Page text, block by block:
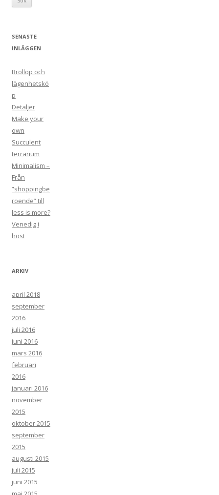
k
:
SENASTE
INLÄGGEN
Bröllop och
lägenhetskö
p
Detaljer
Make your
own
Succulent
terrarium
Minimalism –
Från
”shoppingbe
roende” till
less is more?
Venedig i
höst
ARKIV
april 2018
september
2016
juli 2016
juni 2016
mars 2016
februari
2016
januari 2016
november
2015
oktober 2015
september
2015
augusti 2015
juli 2015
juni 2015